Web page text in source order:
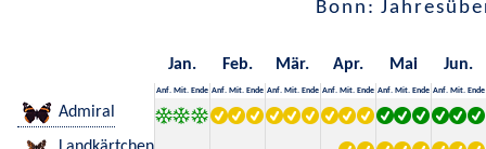
Bonn:
Jan. Feb. Mär. Apr. Mai Jun.
Anf. Mit. Ende Anf. Mit. Ende Anf. Mit. Ende Anf. Mit. Ende Anf. Mit. Ende Anf. Mit. Ende
Admiral